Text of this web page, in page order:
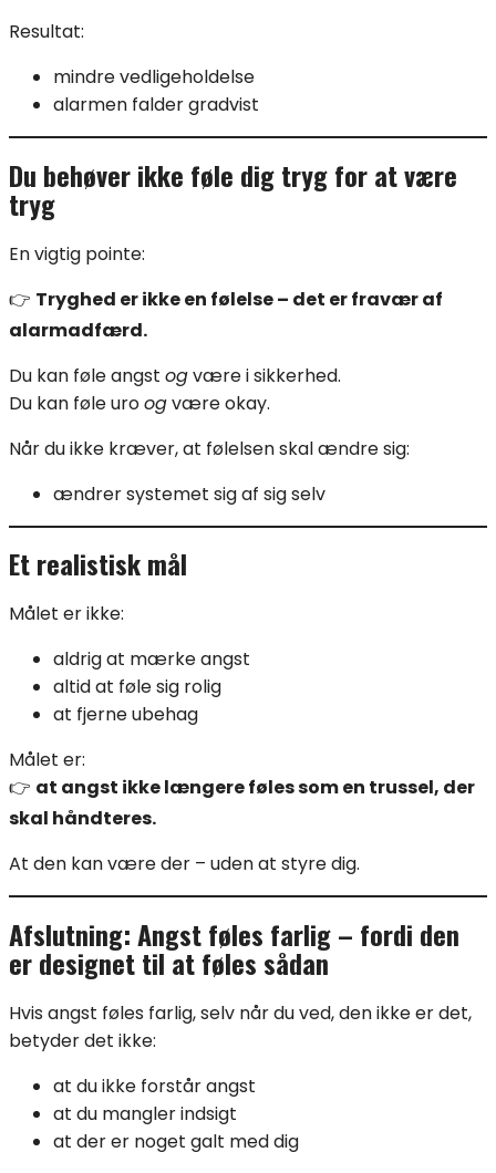
Resultat:
mindre vedligeholdelse
alarmen falder gradvist
Du behøver ikke føle dig tryg for at være
tryg
En vigtig pointe:
👉 Tryghed er ikke en følelse – det er fravær af
alarmadfærd.
Du kan føle angst ogvære i sikkerhed.
Du kan føle uroogvære okay.
Når du ikke kræver, at følelsen skal ændre sig:
ændrer systemet sig af sig selv
Et realistisk mål
Målet er ikke:
aldrig at mærke angst
altid at føle sig rolig
at fjerne ubehag
Målet er:
👉 at angst ikke længere føles som en trussel, der
skal håndteres.
At den kan være der – uden at styre dig.
Afslutning: Angst føles farlig – fordi den
er designet til at føles sådan
Hvis angst føles farlig, selv når du ved, den ikke er det,
betyder det ikke:
at du ikke forstår angst
at du mangler indsigt
at der er noget galt med dig